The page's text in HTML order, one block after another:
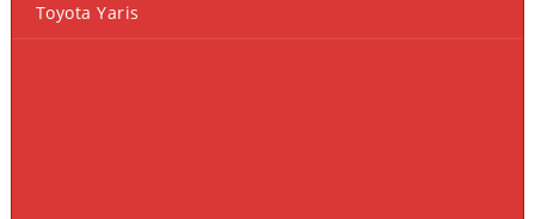
Toyota Yaris